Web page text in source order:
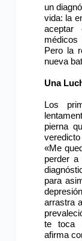
un
vida: la
aceptar
Pero la
nueva
Una
Los
pierna
«Me
perder
para
arrastra
te toca
afirma